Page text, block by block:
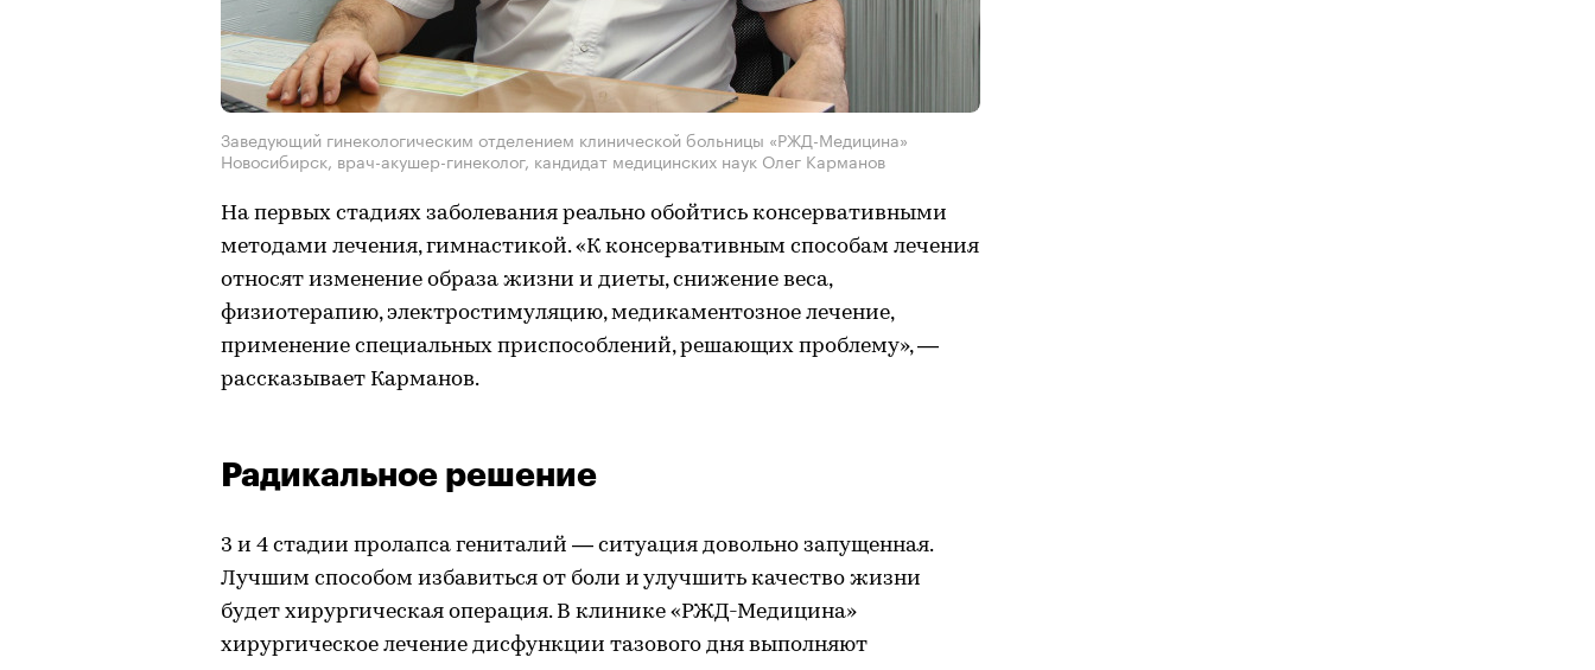
Заведующий гинекологическим отделением клинической больницы «РЖД-Медицина»
Новосибирск, врач-акушер-гинеколог, кандидат медицинских наук Олег Карманов
На первых стадиях заболевания реально обойтись консервативными
методами лечения, гимнастикой. «К консервативным способам лечения
относят изменение образа жизни и диеты, снижение веса,
физиотерапию, электростимуляцию, медикаментозное лечение,
применение специальных приспособлений, решающих проблему», —
рассказывает Карманов.
Радикальное решение
3 и 4 стадии пролапса гениталий — ситуация довольно запущенная.
Лучшим способом избавиться от боли и улучшить качество жизни
будет хирургическая операция. В клинике «РЖД-Медицина»
хирургическое лечение дисфункции тазового дня выполняют